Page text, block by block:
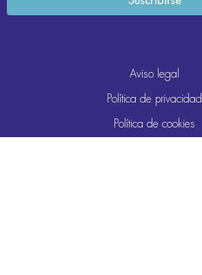
Aviso legal
Política de privacidad
Política de cookies